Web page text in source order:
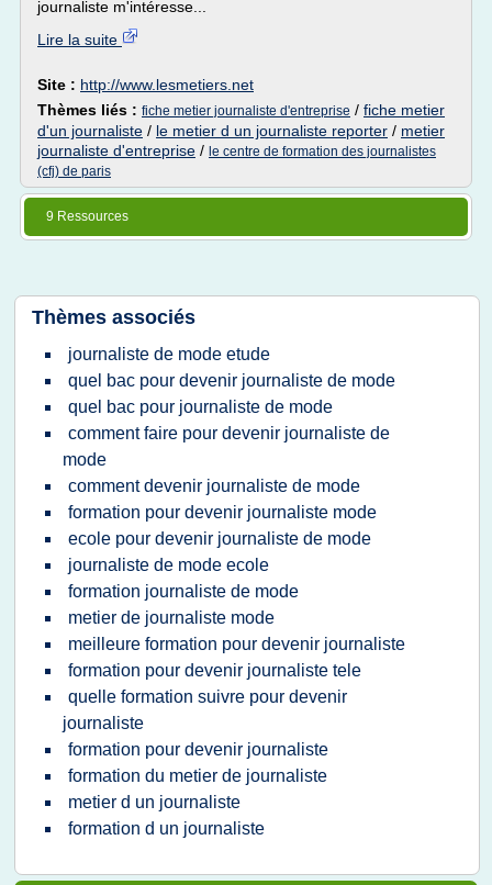
journaliste m'intéresse...
Lire la suite
Site : http://www.lesmetiers.net
Thèmes liés : fiche metier journaliste d'entreprise / fiche metier
d'un journaliste / le metier d un journaliste reporter / metier
journaliste d'entreprise / le centre de formation des journalistes
(cfj) de paris
9 Ressources
Thèmes associés
journaliste de mode etude
quel bac pour devenir journaliste de mode
quel bac pour journaliste de mode
comment faire pour devenir journaliste de
mode
comment devenir journaliste de mode
formation pour devenir journaliste mode
ecole pour devenir journaliste de mode
journaliste de mode ecole
formation journaliste de mode
metier de journaliste mode
meilleure formation pour devenir journaliste
formation pour devenir journaliste tele
quelle formation suivre pour devenir
journaliste
formation pour devenir journaliste
formation du metier de journaliste
metier d un journaliste
formation d un journaliste